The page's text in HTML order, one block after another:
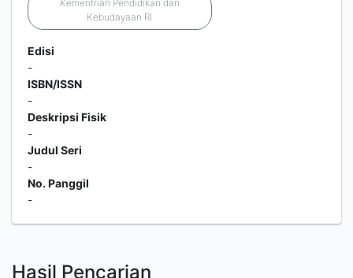
Kementrian Pendidikan dan
Kebudayaan RI
Edisi
-
ISBN/ISSN
-
Deskripsi Fisik
-
Judul Seri
-
No. Panggil
-
Hasil Pencarian